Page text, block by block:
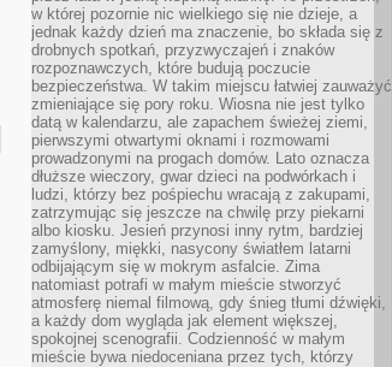
w której pozornie nic wielkiego się nie dzieje, a
jednak każdy dzień ma znaczenie, bo składa się z
drobnych spotkań, przyzwyczajeń i znaków
rozpoznawczych, które budują poczucie
bezpieczeństwa. W takim miejscu łatwiej zauważyć
zmieniające się pory roku. Wiosna nie jest tylko
datą w kalendarzu, ale zapachem świeżej ziemi,
pierwszymi otwartymi oknami i rozmowami
prowadzonymi na progach domów. Lato oznacza
dłuższe wieczory, gwar dzieci na podwórkach i
ludzi, którzy bez pośpiechu wracają z zakupami,
zatrzymując się jeszcze na chwilę przy piekarni
albo kiosku. Jesień przynosi inny rytm, bardziej
zamyślony, miękki, nasycony światłem latarni
odbijającym się w mokrym asfalcie. Zima
natomiast potrafi w małym mieście stworzyć
atmosferę niemal filmową, gdy śnieg tłumi dźwięki,
a każdy dom wygląda jak element większej,
spokojnej scenografii. Codzienność w małym
mieście bywa niedoceniana przez tych, którzy